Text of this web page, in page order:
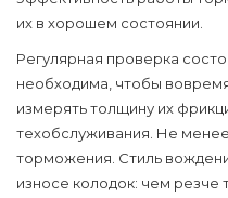
их в хорошем состоянии.
Регулярная проверка
необходима, чтобы
измерять толщину их
техобслуживания. Не
торможения. Стиль
износе колодок: чем